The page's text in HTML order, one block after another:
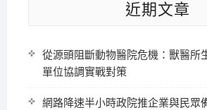
近期文章
從源頭阻斷動物醫院危機：獸醫所
單位協調實戰對策
網路降速半小時政院推企業與民眾